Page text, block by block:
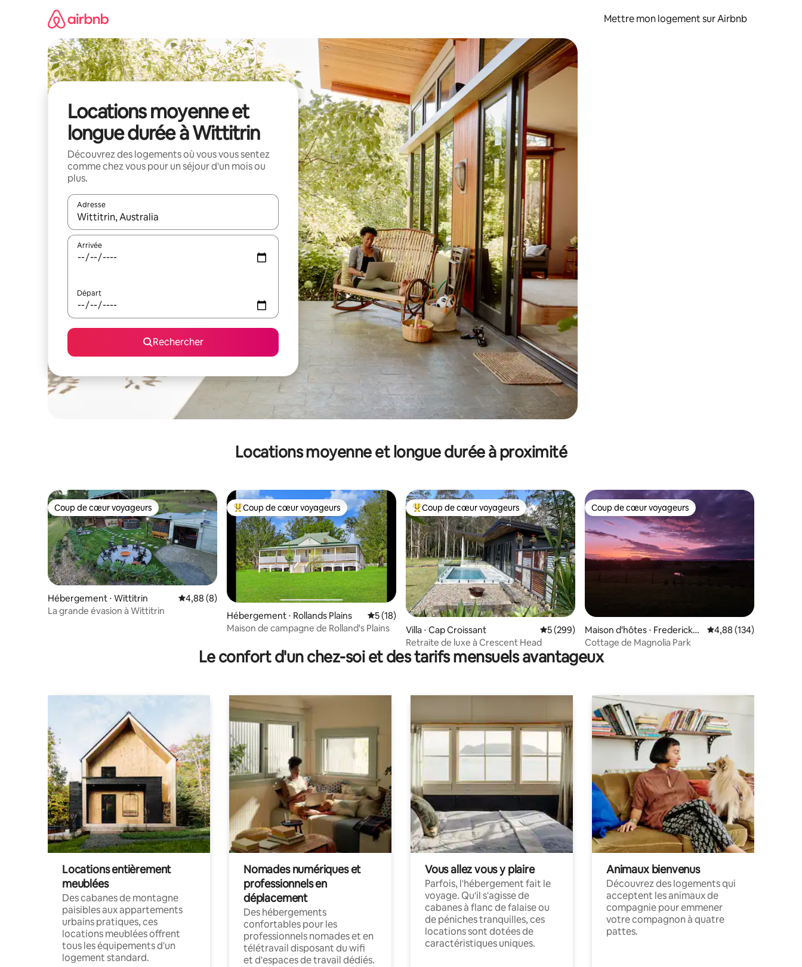
Mettre mon logement sur Airbnb
Locations moyenne et
longue durée à Wittitrin
Découvrez des logements où vous vous sentez
comme chez vous pour un séjour d'un mois ou
plus.
Adresse
Lorsque les résultats s'affichent, utilisez les flèches vers le haut et vers le bas pour les parcourir ou en appuyant et en faisant glisser.
Arrivée
Départ
Rechercher
Locations moyenne et longue durée à proximité
Coup de cœur voyageurs
Coup de cœur voyageurs
Hébergement ⋅ Wittitrin Évaluation moyenne sur la base de 8 commentaires : 4,88 sur 5
4,88 (8)
La grande évasion à Wittitrin
Coups de cœur voyageurs les plus appréciés
Coup de cœur voyageurs
Hébergement ⋅ Rollands Plains Évaluation moyenne sur la base de 18 commentaires : 5 sur 5
5 (18)
Maison de campagne de Rolland's Plains
Coups de cœur voyageurs les plus appréciés
Coup de cœur voyageurs
Villa ⋅ Cap Croissant Évaluation moyenne sur la base de 299 commentaires : 5 sur 5
5 (299)
Retraite de luxe à Crescent Head
Coup de cœur voyageurs
Coup de cœur voyageurs
Maison d'hôtes ⋅ Frederickto
n
Évaluation moyenne
4,88 (134)
Cottage de Magnolia Park
Le confort d'un chez-soi et des tarifs mensuels avantageux
Locations entièrement
meublées
Des cabanes de montagne
paisibles aux appartements
urbains pratiques, ces
locations meublées offrent
tous les équipements d'un
logement standard.
Nomades numériques et
professionnels en
déplacement
Des hébergements
confortables pour les
professionnels nomades et en
télétravail disposant du wifi
et d'espaces de travail dédiés.
Vous allez vous y plaire
Parfois, l'hébergement fait le
voyage. Qu'il s'agisse de
cabanes à flanc de falaise ou
de péniches tranquilles, ces
locations sont dotées de
caractéristiques uniques.
Animaux bienvenus
Découvrez des logements qui
acceptent les animaux de
compagnie pour emmener
votre compagnon à quatre
pattes.